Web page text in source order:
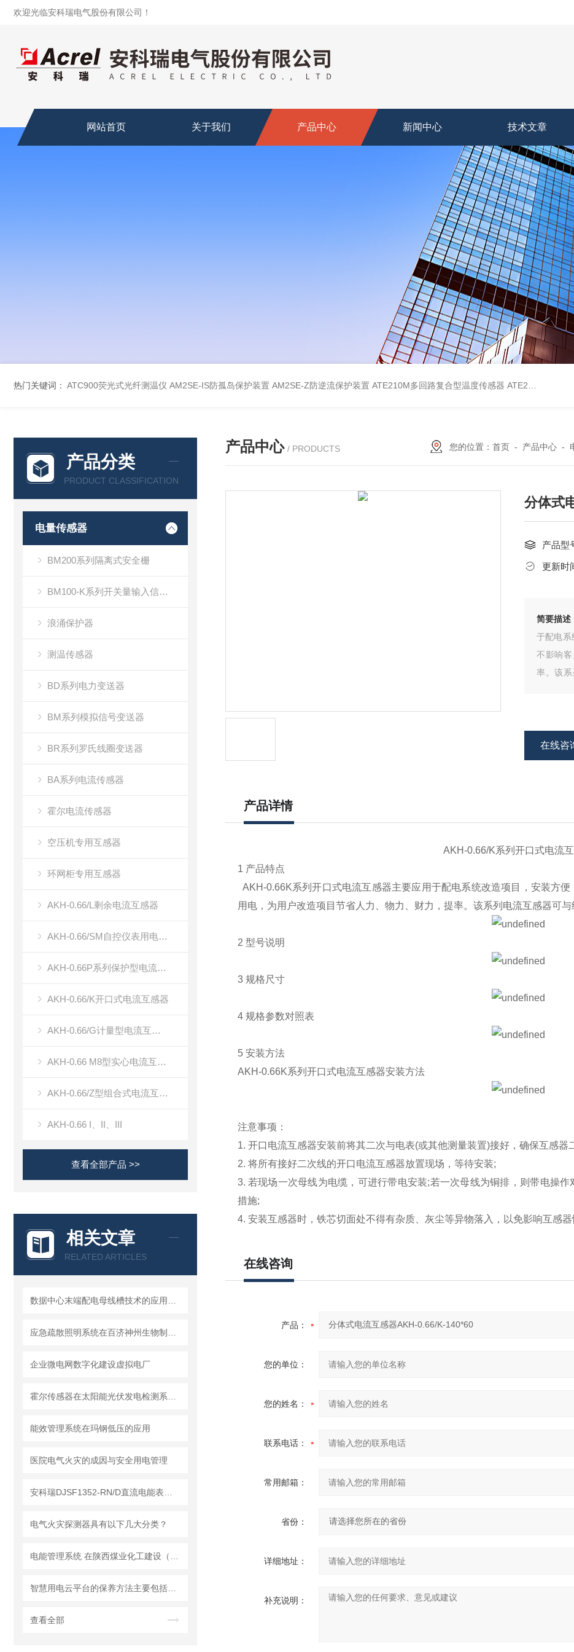
欢迎光临安科瑞电气股份有限公司！
网站首页 关于我们 产品中心 新闻中心 技术文章
热门关键词： ATC900荧光式光纤测温仪 AM2SE-IS防孤岛保护装置 AM2SE-Z防逆流保护装置 ATE210M多回路复合型温度传感器 ATE210S单回路复合型温度传感器
产品分类
PRODUCT CLASSIFICATION
电量传感器
BM200系列隔离式安全栅
BM100-K系列开关量输入信号隔离器
浪涌保护器
测温传感器
BD系列电力变送器
BM系列模拟信号变送器
BR系列罗氏线圈变送器
BA系列电流传感器
霍尔电流传感器
空压机专用互感器
环网柜专用互感器
AKH-0.66/L剩余电流互感器
AKH-0.66/SM自控仪表用电流传感器（双绕组电流传感器）
AKH-0.66P系列保护型电流互感器
AKH-0.66/K开口式电流互感器
AKH-0.66/G计量型电流互感器
AKH-0.66 M8型实心电流互感器
AKH-0.66/Z型组合式电流互感器
AKH-0.66 I、II、III
查看全部产品 >>
相关文章
RELATED ARTICLES
企业微电网数字化建设虚拟电厂
能效管理系统在玛钢低压的应用
医院电气火灾的成因与安全用电管理
电气火灾探测器具有以下几大分类？
查看全部
产品中心 / PRODUCTS 您的位置： 首页- 产品中心-
分体式
产品型
更新时
简要描述
于配电系
不影响
率。该
在线咨
产品详情
AKH-0.66/K系列开口式电流
1 产品特点
AKH-0.66K系列开口式电流互感器主要应用于配电系统改造项目，安装方
用电，为用户改造项目节省人力、物力、财力，提率。该系列电流互感器可
2 型号说明
3 规格尺寸
4 规格参数对照表
5 安装方法
AKH-0.66K系列开口式电流互感器安装方法
注意事项：
1. 开口电流互感器安装前将其二次与电表(或其他测量装置)接好，确保互感器
2. 将所有接好二次线的开口电流互感器放置现场，等待安装;
3. 若现场一次母线为电缆，可进行带电安装;若一次母线为铜排，则带电操
措施;
4. 安装互感器时，铁芯切面处不得有杂质、灰尘等异物落入，以免影响互感器
在线咨询
产品：
您的单位：
您的姓名：
联系电话：
常用邮箱：
省份：
详细地址：
补充说明：